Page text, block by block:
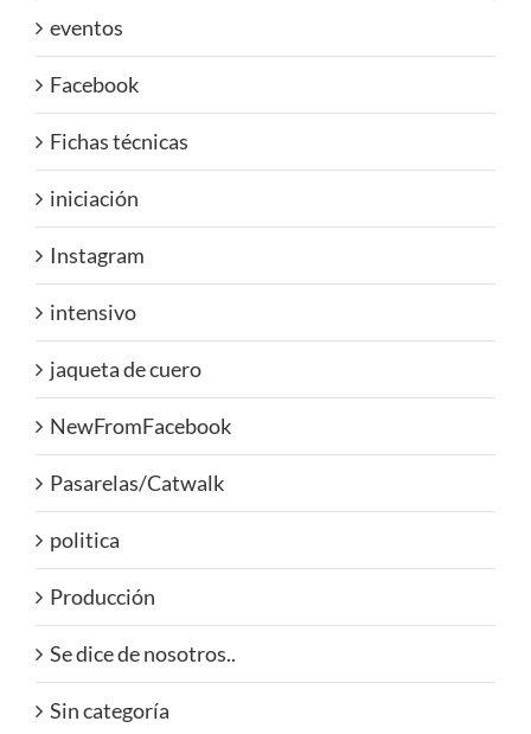
eventos
Facebook
Fichas técnicas
iniciación
Instagram
intensivo
jaqueta de cuero
NewFromFacebook
Pasarelas/Catwalk
politica
Producción
Se dice de nosotros..
Sin categoría